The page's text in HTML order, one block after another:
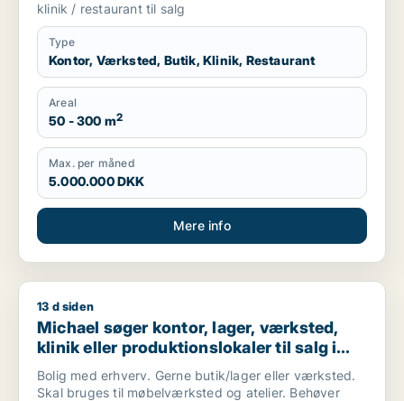
klinik / restaurant til salg
Type
Kontor, Værksted, Butik, Klinik, Restaurant
Areal
50 - 300 m2
Max. per måned
5.000.000 DKK
Mere info
Michael søger kontor, lager, værksted, klinik eller
13 d siden
Michael søger kontor, lager, værksted,
klinik eller produktionslokaler til salg i
København, Kongens Lyngby eller
Gentofte m.fl.
Bolig med erhverv. Gerne butik/lager eller værksted.
Skal bruges til møbelværksted og atelier. Behøver